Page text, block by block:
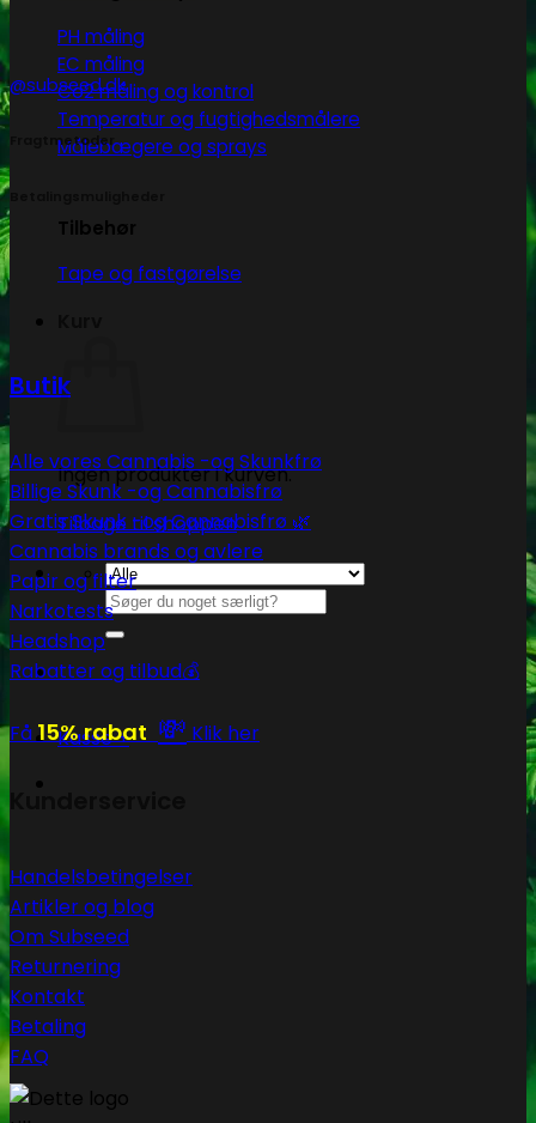
PH måling
EC måling
Co2 måling og kontrol
Temperatur og fugtighedsmålere
Målebægere og sprays
Tilbehør
Tape og fastgørelse
Ingen produkter i kurven.
Tilbage til shoppen
Søg
efter:
Kasse+
@subseed.dk
Fragtmetoder
Butik
Alle vores Cannabis -og Skunkfrø
Billige Skunk -og Cannabisfrø
Gratis Skunk -og Cannabisfrø 🌿
Cannabis brands og avlere
Papir og filter
Narkotests
Headshop
Rabatter og tilbud💰
Få15% rabat 💸 Klik her
Handelsbetingelser
Artikler og blog
Om Subseed
Returnering
Kontakt
Betaling
FAQ